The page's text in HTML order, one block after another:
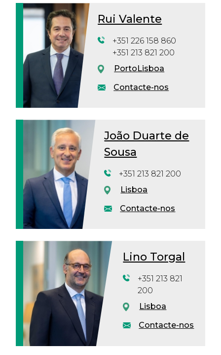
Rui Valente
Contacte-nos
+351 226 158 860
+351 213 821 200
Porto Lisboa
João Duarte de
Sousa
Contacte-nos
+351 213 821 200
Lisboa
Lino Torgal
Contacte-nos
+351 213 821
200
Lisboa